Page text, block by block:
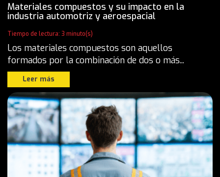
Materiales compuestos y su impacto en la
industria automotriz y aeroespacial
Tiempo de lectura: 3 minuto(s)
Los materiales compuestos son aquellos
formados por la combinación de dos o más...
Leer más